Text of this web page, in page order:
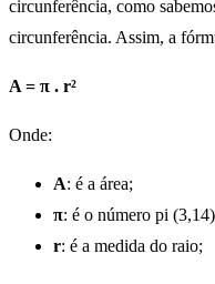
circunferência, como
circunferência. Assim, a
A = π . r²
Onde:
A: é a área;
π: é o número pi
r: é a medida do raio;